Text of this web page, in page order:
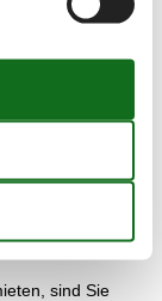
Zeit einen
schnell das
sind Sie